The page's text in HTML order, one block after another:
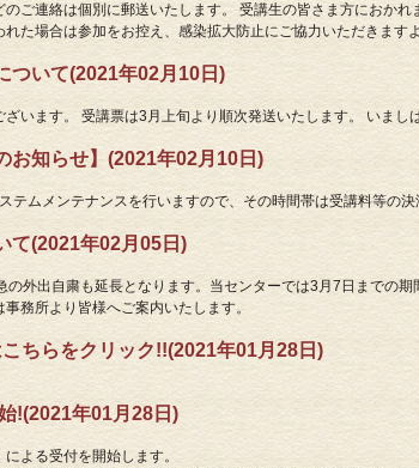
ご連絡は個別に郵送いたします。 受講生の皆さま方におか
た場合は参加をお控え、感染拡大防止にご協力いただきます
ついて(2021年02月10日)
います。 受講票は3月上旬より順次発送いたします。 いまし
お知らせ】(2021年02月10日)
ムメンテナンスを行いますので、その時間帯は受講料等の決
て(2021年02月05日)
外出自粛も延長となります。当センターでは3月7日までの
務所より皆様へご案内いたします。
ちらをクリック!!(2021年01月28日)
!(2021年01月28日)
よる受付を開始します。